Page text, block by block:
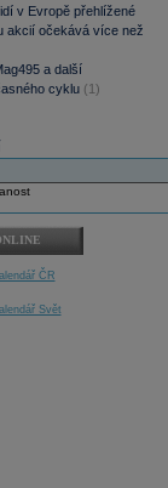
v Evropě přehlížené
akcií očekává více než
a další
cyklu (1)
ČR
Svět